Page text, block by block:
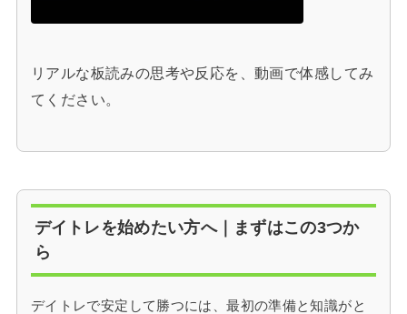
リアルな板読みの思考や反応を、動画で体感してみ
てください。
デイトレを始めたい方へ｜まずはこの3つか
ら
デイトレで安定して勝つには、最初の準備と知識がと